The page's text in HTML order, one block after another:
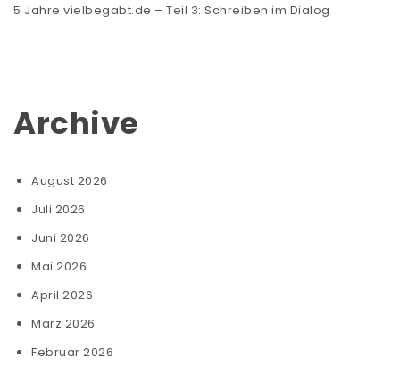
5 Jahre vielbegabt.de – Teil 3: Schreiben im Dialog
Archive
August 2026
Juli 2026
Juni 2026
Mai 2026
April 2026
März 2026
Februar 2026